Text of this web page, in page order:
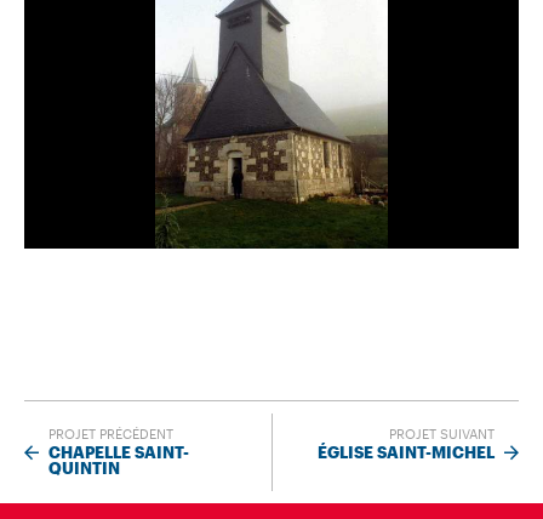
PROJET PRÉCÉDENT
CHAPELLE SAINT-
QUINTIN
PROJET SUIVANT
ÉGLISE SAINT-MICHEL